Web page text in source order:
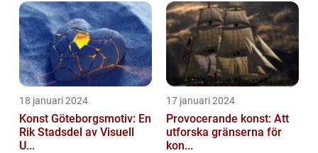
Genom åren har kontoret skapat en
imponerande portföl...
18 januari 2024
Konst Göteborgsmotiv: En
Rik Stadsdel av Visuell
U...
17 januari 2024
Provocerande konst: Att
utforska gränserna för
kon...